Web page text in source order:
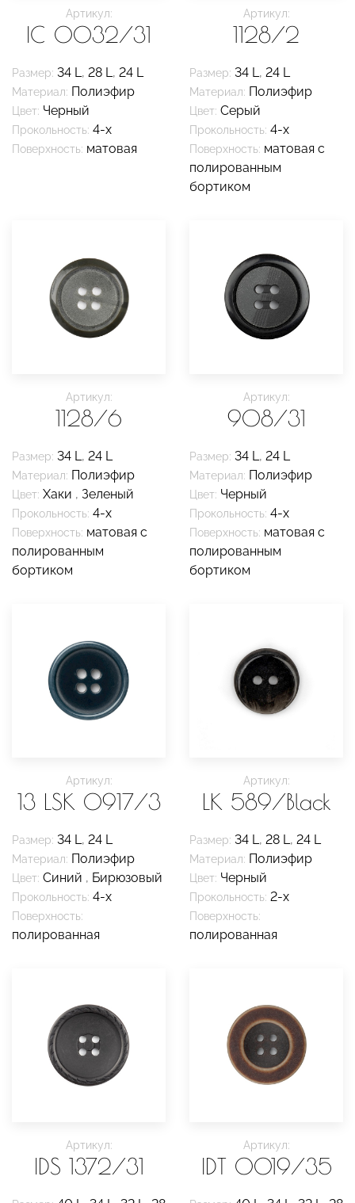
Артикул:
IC 0032/31
Размер: 34 L, 28 L, 24 L
Материал: Полиэфир
Цвет: Черный
Прокольность: 4-х
Поверхность: матовая
Артикул:
1128/2
Размер: 34 L, 24 L
Материал: Полиэфир
Цвет: Серый
Прокольность: 4-х
Поверхность: матовая с
полированным
бортиком
Артикул:
1128/6
Размер: 34 L, 24 L
Материал: Полиэфир
Цвет: Хаки , Зеленый
Прокольность: 4-х
Поверхность: матовая с
полированным
бортиком
Артикул:
908/31
Размер: 34 L, 24 L
Материал: Полиэфир
Цвет: Черный
Прокольность: 4-х
Поверхность: матовая с
полированным
бортиком
Артикул:
13 LSK 0917/3
Размер: 34 L, 24 L
Материал: Полиэфир
Цвет: Синий , Бирюзовый
Прокольность: 4-х
Поверхность:
полированная
Артикул:
LK 589/Black
Размер: 34 L, 28 L, 24 L
Материал: Полиэфир
Цвет: Черный
Прокольность: 2-х
Поверхность:
полированная
Артикул:
IDS 1372/31
Артикул:
IDT 0019/35